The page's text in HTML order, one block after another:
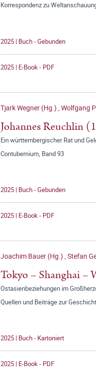
Korrespondenz zu
2025 | Buch - Gebunden
2025 | E-Book - PDF
Tjark Wegner (Hg.) ,Wolfgang
Johannes Reuchlin
Ein württembergischer Rat und
Contubernium, Band 93
2025 | Buch - Gebunden
2025 | E-Book - PDF
Joachim Bauer (Hg.) ,Stefan
Tokyo – Shanghai –
Ostasienbeziehungen im
Quellen und Beiträge zur
2025 | Buch - Kartoniert
2025 | E-Book - PDF